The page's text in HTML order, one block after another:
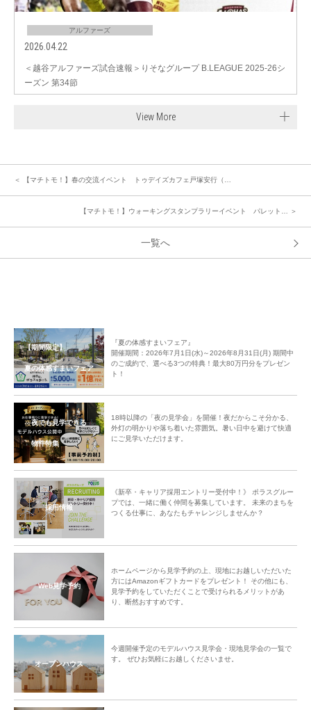
アルファーズ
2026.04.22
＜越谷アルファーズ試合速報＞りそなグループ B.LEAGUE 2025-26シ
ーズン 第34節
View More
＜ 【マチトモ！】春の交流イベント トゥデイズカフェ戸塚安行（…
【マチトモ！】ウォーキングスタンプラリーイベント パレット… ＞
一覧へ
【期間限定】
夏の体感すまいフェア
『夏の体感すまいフェア』
開催期間：2026年7月1日(水)～2026年8月31日(月) 期間中
のご成約で、選べる3つの特典！最大80万円分をプレゼン
ト！
夜でも見学できる
物件特集
18時以降の「夜の見学会」を開催！夜だからこそ分かる、
外灯の明かりや落ち着いた雰囲気。暑い日中を避けて快適
にご見学いただけます。
採用情報
《新卒・キャリア採用エントリー受付中！》 ポラスグルー
プでは、一緒に働く仲間を募集しています。 未来のまちを
つくる仕事に、あなたもチャレンジしませんか？
Web見学予約
ホームページから見学予約の上、現地にお越しいただいた
方にはAmazonギフトカードをプレゼント！ その他にも、
見学予約をしていただくことで受けられるメリットがあ
り、断然おすすめです。
オープンハウス
今週開催予定のモデルハウス見学会・現地見学会の一覧で
す。 ぜひお気軽にお越しくださいませ。